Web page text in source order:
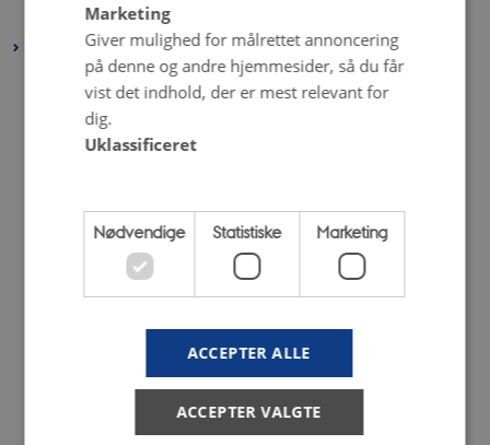
januar 2021(5 poster)
december 2020
(4 poster)
november 2020
oktober 2020(5 poster)
august 2020(3 poster)
juli 2020(2 poster)
(6 poster)
maj 2020(8 poster)
(3 poster)
januar 2020(6 poster)
Marketing
Giver mulighed for målrettet annoncering
på denne og andre hjemmesider, så du får
vist det indhold, der er mest relevant for
dig.
Uklassificeret
Nødvendige Statistiske Marketing
ACCEPTER ALLE
ACCEPTER VALGTE